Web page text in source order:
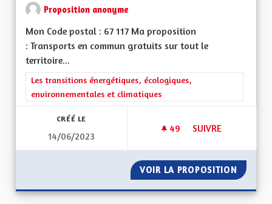
Proposition anonyme
Mon Code postal : 67 117 Ma proposition
: Transports en commun gratuits sur tout le
territoire...
Filtrer les résultats de la catégorie : Les transitions
Les transitions énergétiques, écologiques,
environnementales et climatiques
CRÉÉ LE
14/06/2023
49 49 ABONNÉS
SUIVRE
VOIR LA PROPOSITION